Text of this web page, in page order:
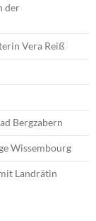
der
Vera Reiß
Bergzabern
Wissembourg
Landrätin